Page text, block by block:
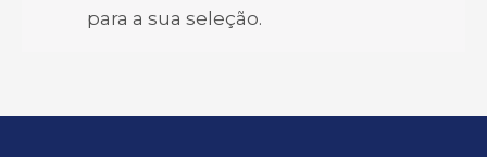
para a sua seleção.